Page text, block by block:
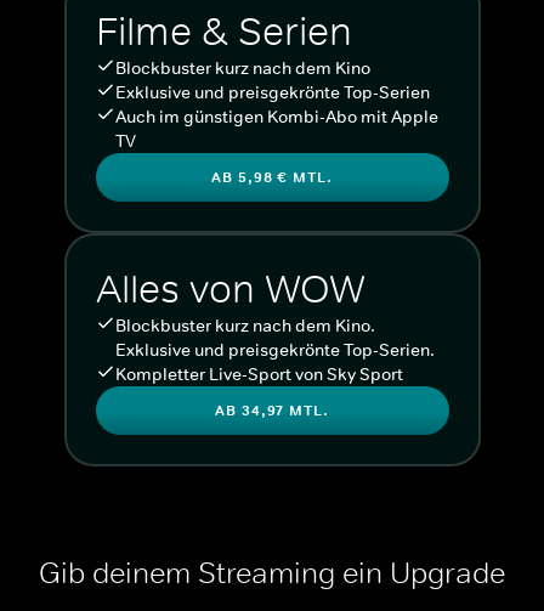
Filme & Serien
Blockbuster kurz nach dem Kino
Exklusive und preisgekrönte Top-Serien
Auch im günstigen Kombi-Abo mit Apple
TV
AB 5,98 € MTL.
Alles von WOW
Blockbuster kurz nach dem Kino.
Exklusive und preisgekrönte Top-Serien.
Kompletter Live-Sport von Sky Sport
AB 34,97 MTL.
Gib deinem Streaming ein Upgrade